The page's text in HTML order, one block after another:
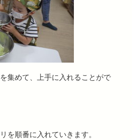
集めて、上手に入れることがで
を順番に入れていきます。